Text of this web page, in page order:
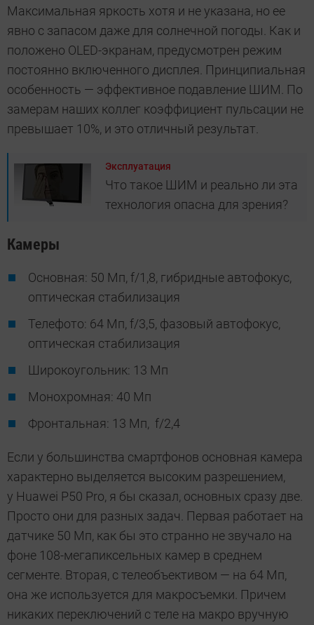
Максимальная яркость хотя и не указана, но ее
явно с запасом даже для солнечной погоды. Как и
положено OLED-экранам, предусмотрен режим
постоянно включенного дисплея. Принципиальная
особенность — эффективное подавление ШИМ. По
замерам наших коллег коэффициент пульсации не
превышает 10%, и это отличный результат.
Эксплуатация
Что такое ШИМ и реально ли эта
технология опасна для зрения?
Камеры
Основная: 50 Мп, f/1,8, гибридные автофокус,
оптическая стабилизация
Телефото: 64 Мп, f/3,5, фазовый автофокус,
оптическая стабилизация
Широкоугольник: 13 Мп
Монохромная: 40 Мп
Фронтальная: 13 Мп, f/2,4
Если у большинства смартфонов основная камера
характерно выделяется высоким разрешением,
у Huawei P50 Pro, я бы сказал, основных сразу две.
Просто они для разных задач. Первая работает на
датчике 50 Мп, как бы это странно не звучало на
фоне 108-мегапиксельных камер в среднем
сегменте. Вторая, с телеобъективом — на 64 Мп,
она же используется для макросъемки. Причем
никаких переключений с теле на макро вручную